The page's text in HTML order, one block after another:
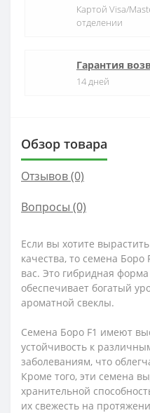
Картой Visa/
отделении
Гарантия
14 дней
Обзор товара
Отзывов (0)
Вопросы (0)
Если вы хотите
качества, то семена
вас. Это гибридная
обеспечивает богатый
ароматной свеклы.
Семена Боро F1 имеют
устойчивость к
заболеваниям, что
Кроме того, эти семена
хранительной
их свежесть на